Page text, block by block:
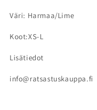
Väri: Harmaa/Lime
Koot:XS-L
Lisätiedot
info@ratsastuskauppa.fi